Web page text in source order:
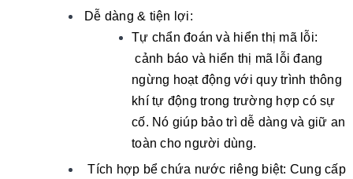
Dễ dàng & tiện lợi:
Tự chẩn đoán và hiển thị mã lỗi:
cảnh báo và hiển thị mã lỗi đang
ngừng hoạt động với quy trình thông
khí tự động trong trường hợp có sự
cố. Nó giúp bảo trì dễ dàng và giữ an
toàn cho người dùng.
Tích hợp bể chứa nước riêng biệt: Cung cấp